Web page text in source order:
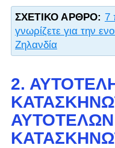
ΣΧΕΤΙΚΌ ΆΡΘΡΟ: 7
γνωρίζετε για την
Ζηλανδία
2.
ΑΥΤΟΤΕΛΏΝ